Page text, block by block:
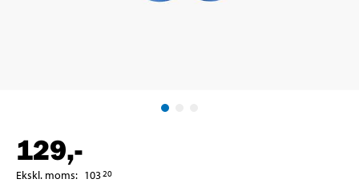
129,-
Ekskl. moms: 10320